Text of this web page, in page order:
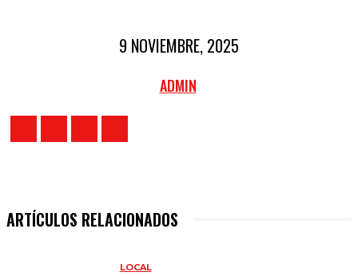
9 NOVIEMBRE, 2025
ADMIN
ARTÍCULOS RELACIONADOS
LOCAL